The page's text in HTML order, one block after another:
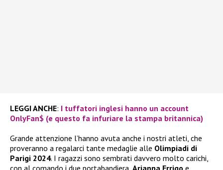
LEGGI ANCHE: I tuffatori inglesi hanno un account
OnlyFan$ (e questo fa infuriare la stampa britannica)
Grande attenzione l’hanno avuta anche i nostri atleti, che
proveranno a regalarci tante medaglie alle Olimpiadi di
Parigi 2024. I ragazzi sono sembrati davvero molto carichi,